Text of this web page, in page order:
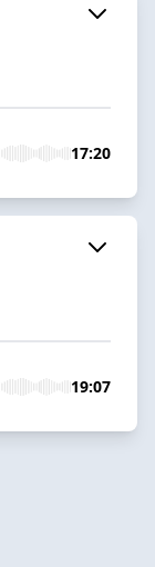
17:20
19:07